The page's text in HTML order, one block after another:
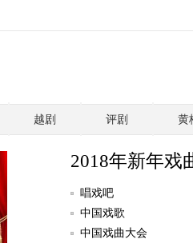
越剧 评剧 黄
2018年新年戏
唱戏吧
中国戏歌
中国戏曲大会